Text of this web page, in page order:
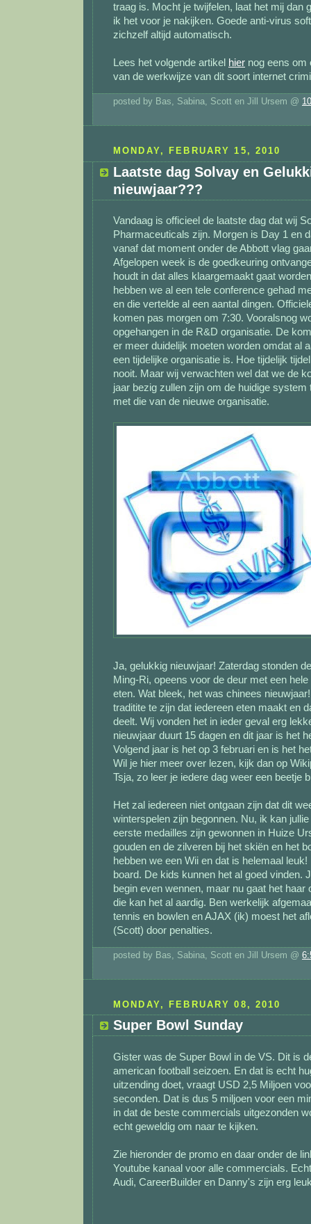
traag is. Mocht je twijfelen, laat het mij dan
ik het voor je nakijken. Goede anti-virus
zichzelf altijd automatisch.
Lees het volgende artikel hier nog eens om
van de werkwijze van dit soort internet
posted by Bas, Sabina, Scott en Jill Ursem @
MONDAY, FEBRUARY 15, 2010
Laatste dag Solvay en
nieuwjaar???
Vandaag is officieel de laatste dag dat wij
Pharmaceuticals zijn. Morgen is Day 1 en
vanaf dat moment onder de Abbott vlag
Afgelopen week is de goedkeuring
houdt in dat alles klaargemaakt gaat
hebben we al een tele conference gehad
en die vertelde al een aantal dingen.
komen pas morgen om 7:30. Vooralsnog
opgehangen in de R&D organisatie. De
er meer duidelijk moeten worden omdat al
een tijdelijke organisatie is. Hoe tijdelijk
nooit. Maar wij verwachten wel dat we de
jaar bezig zullen zijn om de huidige system
met die van de nieuwe organisatie.
Ja, gelukkig nieuwjaar! Zaterdag stonden
Ming-Ri, opeens voor de deur met een
eten. Wat bleek, het was chinees
traditite te zijn dat iedereen eten maakt en
deelt. Wij vonden het in ieder geval erg
nieuwjaar duurt 15 dagen en dit jaar is het
Volgend jaar is het op 3 februari en is het
Wil je hier meer over lezen, kijk dan op
Tsja, zo leer je iedere dag weer een beetje
Het zal iedereen niet ontgaan zijn dat dit
winterspelen zijn begonnen. Nu, ik kan
eerste medailles zijn gewonnen in Huize
gouden en de zilveren bij het skiën en het
hebben we een Wii en dat is helemaal
board. De kids kunnen het al goed vinden.
begin even wennen, maar nu gaat het haar
die kan het al aardig. Ben werkelijk
tennis en bowlen en AJAX (ik) moest het
(Scott) door penalties.
posted by Bas, Sabina, Scott en Jill Ursem @
MONDAY, FEBRUARY 08, 2010
Super Bowl Sunday
Gister was de Super Bowl in de VS. Dit is
american football seizoen. En dat is echt
uitzending doet, vraagt USD 2,5 Miljoen
seconden. Dat is dus 5 miljoen voor een
in dat de beste commercials uitgezonden
echt geweldig om naar te kijken.
Zie hieronder de promo en daar onder de
Youtube kanaal voor alle commercials.
Audi, CareerBuilder en Danny's zijn erg